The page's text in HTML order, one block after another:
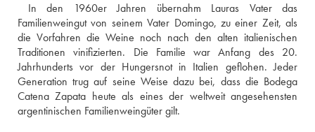
In den 1960er Jahren übernahm Lauras Vater das
Familienweingut von seinem Vater Domingo, zu einer Zeit, als
die Vorfahren die Weine noch nach den alten italienischen
Traditionen vinifizierten. Die Familie war Anfang des 20.
Jahrhunderts vor der Hungersnot in Italien geflohen. Jeder
Generation trug auf seine Weise dazu bei, dass die Bodega
Catena Zapata heute als eines der weltweit angesehensten
argentinischen Familienweingüter gilt.